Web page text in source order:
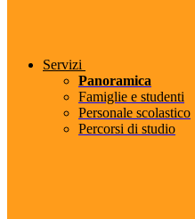
Servizi
Panoramica
Famiglie e studenti
Personale scolastico
Percorsi di studio